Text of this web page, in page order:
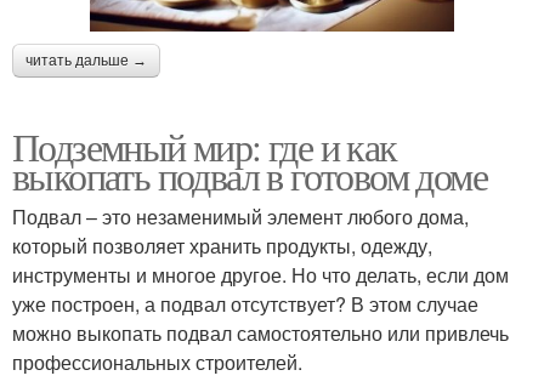
читать дальше →
Подземный мир: где и как
выкопать подвал в готовом доме
Подвал – это незаменимый элемент любого дома,
который позволяет хранить продукты, одежду,
инструменты и многое другое. Но что делать, если дом
уже построен, а подвал отсутствует? В этом случае
можно выкопать подвал самостоятельно или привлечь
профессиональных строителей.